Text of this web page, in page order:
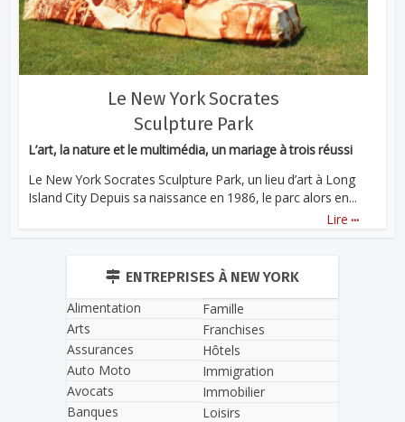
Le New York Socrates
Sculpture Park
L’art, la nature et le multimédia, un mariage à trois réussi
Le New York Socrates Sculpture Park, un lieu d’art à Long
Island City Depuis sa naissance en 1986, le parc alors en...
Lire ...
ENTREPRISES À NEW YORK
Alimentation
Arts
Assurances
Auto Moto
Avocats
Banques
Famille
Franchises
Hôtels
Immigration
Immobilier
Loisirs